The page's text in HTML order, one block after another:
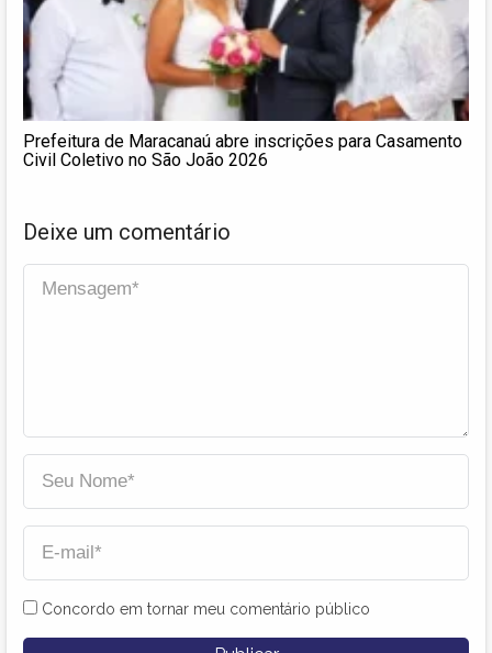
Prefeitura de Maracanaú abre inscrições para Casamento
Civil Coletivo no São João 2026
Deixe um comentário
Concordo em tornar meu comentário público